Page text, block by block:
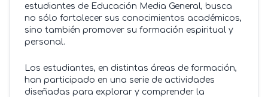
estudiantes de Educación Media General, busca
no sólo fortalecer sus conocimientos académicos,
sino también promover su formación espiritual y
personal.
Los estudiantes, en distintas áreas de formación,
han participado en una serie de actividades
diseñadas para explorar y comprender la